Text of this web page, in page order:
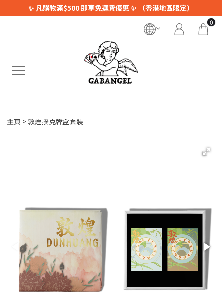
✨ 凡購物滿$500 即享免運費優惠 ✨ （香港地區限定）
0
主頁 敦煌撲克牌盒套裝